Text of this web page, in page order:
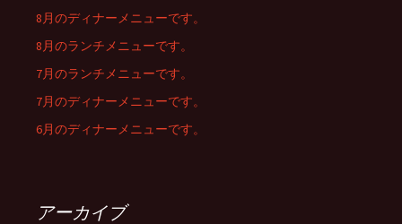
8月のディナーメニューです。
8月のランチメニューです。
7月のランチメニューです。
7月のディナーメニューです。
6月のディナーメニューです。
アーカイブ